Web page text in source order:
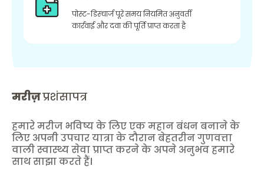
पोस्ट-डिस्चार्ज पूरे समय नियमित अनुवर्ती
कार्रवाई और दवा की पूर्ति प्राप्त करता है
मरीज़प्रशंसापत्र
हमारे मरीज भविष्य के लिए एक महान बंधन बनाने के
लिए अपनी उपचार यात्रा के दौरान बेहतरीन गुणवत्ता
वाली स्वास्थ्य सेवा प्राप्त करने के अपने अनुभव हमारे
साथ साझा करते हैं।